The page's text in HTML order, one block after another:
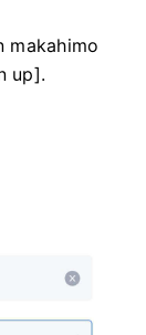
makahimo
up].